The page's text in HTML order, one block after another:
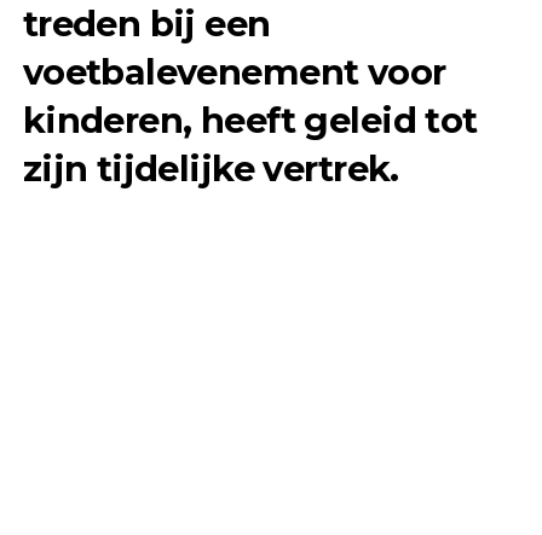
treden bij een
voetbalevenement voor
kinderen, heeft geleid tot
zijn tijdelijke vertrek.